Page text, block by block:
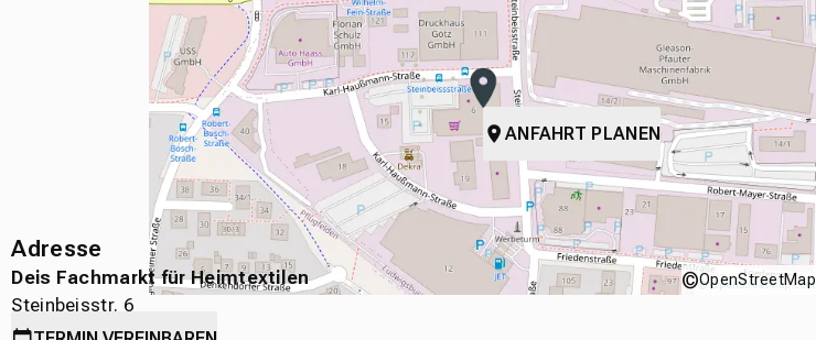
Adresse
Deis Fachmarkt für Heimtextilen
Steinbeisstr. 6
71636 Ludwigsburg
ANFAHRT PLANEN
©OpenStreetMap